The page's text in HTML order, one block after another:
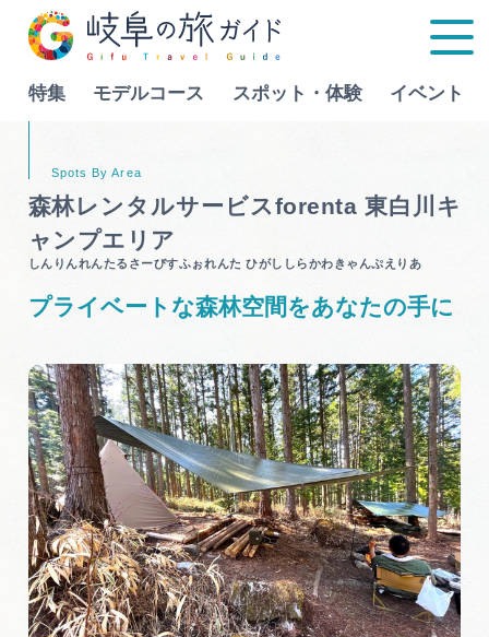
特集 モデルコース スポット・体験 イベント
特集
モデルコース
スポット・体験
イベント
グルメ
旅の予約
アクセス
Language
行きたいリストを見る
森林レンタルサービスforenta 東白川キ
ャンプエリア
しんりんれんたるさーびすふぉれんた ひがししらかわきゃんぷえりあ
プライベートな森林空間をあなたの手に